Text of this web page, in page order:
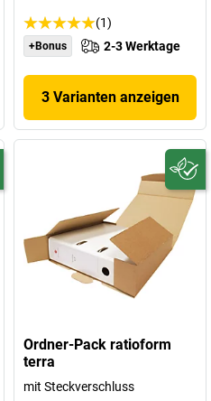
(1)
+Bonus 2-3 Werktage
3 Varianten anzeigen
Ordner-Pack ratioform
terra
mit Steckverschluss